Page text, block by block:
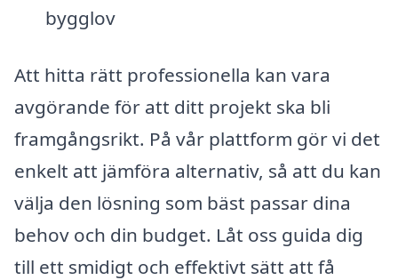
bygglov
Att hitta rätt professionella kan vara
avgörande för att ditt projekt ska bli
framgångsrikt. På vår plattform gör vi det
enkelt att jämföra alternativ, så att du kan
välja den lösning som bäst passar dina
behov och din budget. Låt oss guida dig
till ett smidigt och effektivt sätt att få